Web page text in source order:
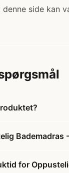
denne side kan
Bademadras
for